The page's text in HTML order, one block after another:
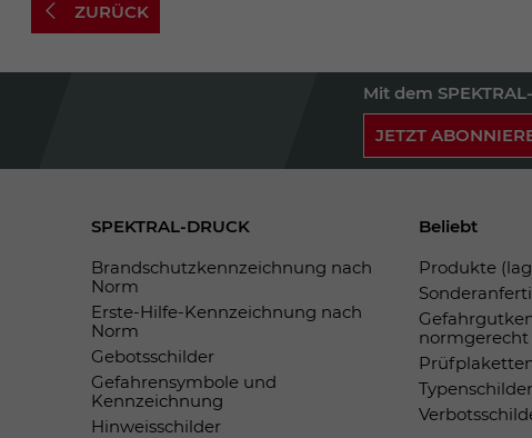
ZURÜCK
Mit dem
JETZT
SPEKTRAL-DRUCK
Brandschutzkennzeichnung nach
Norm
Erste-Hilfe-Kennzeichnung nach
Norm
Gebotsschilder
Gefahrensymbole und
Kennzeichnung
Hinweisschilder
Beliebt
Produkte
normgerecht
Typenschilder